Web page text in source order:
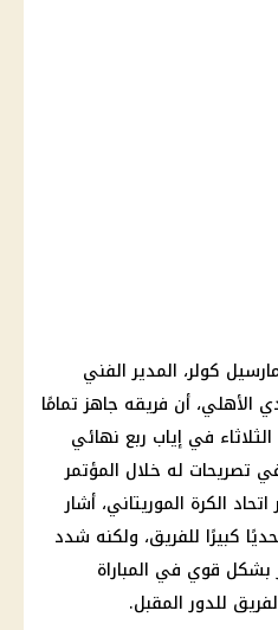
كولر، المدير الفني
الأهلي، أن فريقه جاهز تمامًا
في إياب ربع نهائي
تصريحات له خلال المؤتمر
اتحاد الكرة الموريتاني، أشار
كبيرًا للفريق، ولكنه شدد
بشكل قوي في المباراة
للدور المقبل.